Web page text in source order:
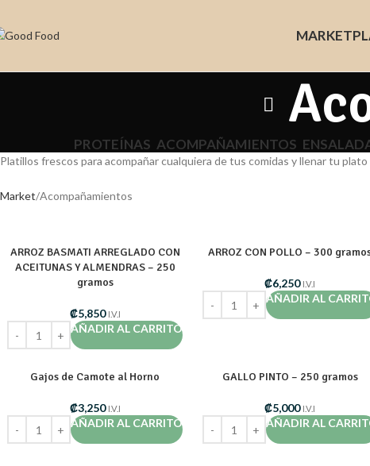
MARKET
PROTEÍNAS ACOMPAÑAMIENTOS
Platillos frescos para acompañar cualquiera de tus comidas y llenar tu
Market Acompañamientos
ARROZ BASMATI ARREGLADO CON
ACEITUNAS Y ALMENDRAS – 250
gramos
₡5,850 I.V.I
AÑADIR AL CARRITO
ARROZ CON POLLO – 300
₡6,250 I.V.I
AÑADIR AL
Gajos de Camote al Horno
₡3,250 I.V.I
AÑADIR AL CARRITO
GALLO PINTO – 250 gramos
₡5,000 I.V.I
AÑADIR AL